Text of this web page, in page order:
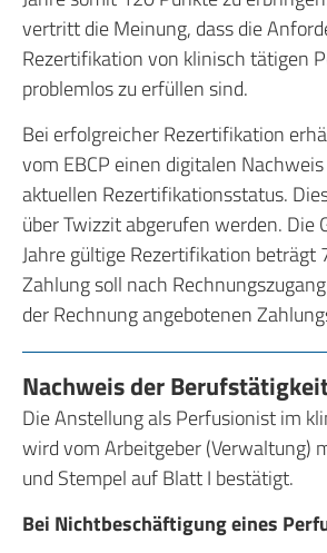
vertritt die Meinung, dass die
Rezertifikation von klinisch tätigen
problemlos zu erfüllen sind.
Bei erfolgreicher Rezertifikation
vom EBCP einen digitalen
aktuellen Rezertifikationsstatus.
über Twizzit abgerufen werden. Die
Jahre gültige Rezertifikation beträgt
Zahlung soll nach
der Rechnung angebotenen
Nachweis der
Die Anstellung als Perfusionist im
wird vom Arbeitgeber (Verwaltung)
und Stempel auf Blatt I bestätigt.
Bei Nichtbeschäftigung eines